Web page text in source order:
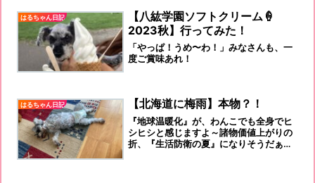
はるちゃん日記
【八紘学園ソフトクリーム🍦
2023秋】行ってみた！
「やっぱ！うめ〜わ！」みなさんも、一
度ご賞味あれ！
はるちゃん日記 【北海道に梅雨】本物？！
『地球温暖化』が、わんこでも全身でヒ
シヒシと感じますよ～諸物価値上がりの
折、『生活防衛の夏』になりそうだぁ～